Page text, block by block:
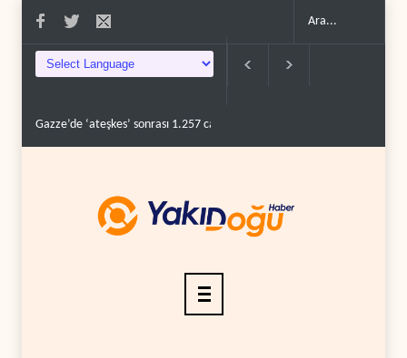
Gazze’de ‘ateşkes’ sonrası 1.257 can kaybı..